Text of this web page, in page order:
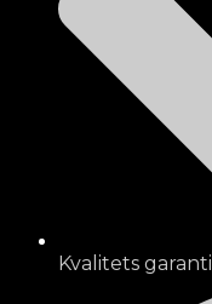
Kvalitets garanti